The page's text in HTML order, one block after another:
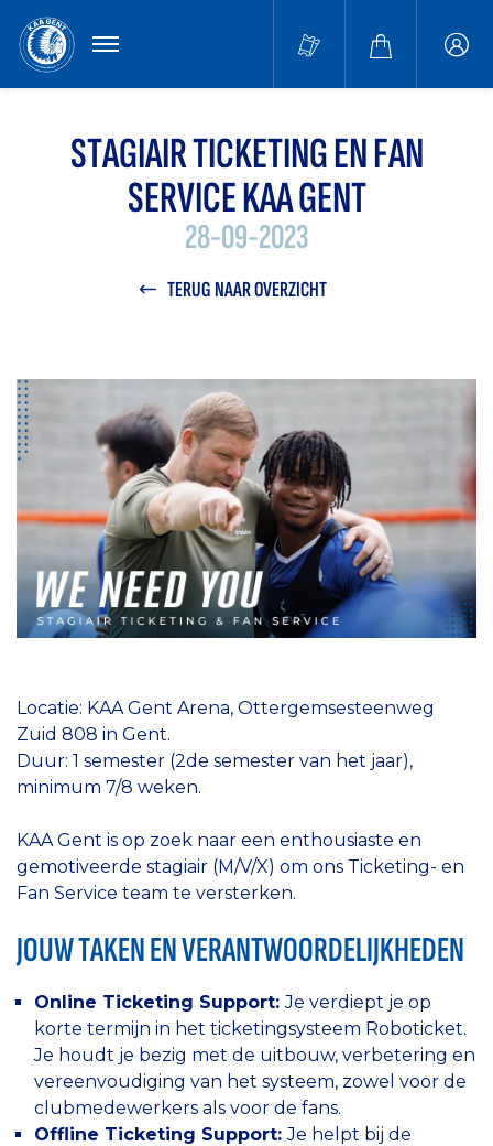
MENU
STAGIAIR TICKETING EN FAN
SERVICE KAA GENT
28-09-2023
TERUG NAAR OVERZICHT
Locatie: KAA Gent Arena, Ottergemsesteenweg
Zuid 808 in Gent.
Duur: 1 semester (2de semester van het jaar),
minimum 7/8 weken.
KAA Gent is op zoek naar een enthousiaste en
gemotiveerde stagiair (M/V/X) om ons Ticketing- en
Fan Service team te versterken.
JOUW TAKEN EN VERANTWOORDELIJKHEDEN
Online Ticketing Support:Je verdiept je op
korte termijn in het ticketingsysteem Roboticket.
Je houdt je bezig met de uitbouw, verbetering en
vereenvoudiging van het systeem, zowel voor de
clubmedewerkers als voor de fans.
Offline Ticketing Support:Je helpt bij de